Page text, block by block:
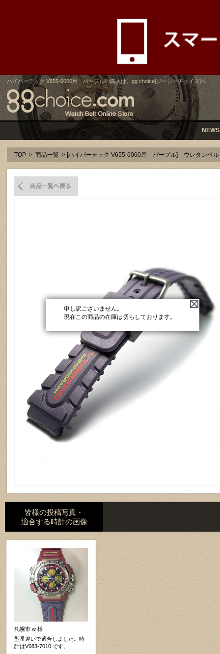
ハイパーテック V655-6060用 パープルの購入は、gg choice[ジージーチョイス]へ
TOP > 商品一覧 > [ハイパーテック V655-6060用 パープル] ウレタンベル
申し訳ございません。
現在この商品の在庫は切らしております。
皆様の投稿写真・
適合する時計の画像
札幌市 w 様
型番違いで適合しました。時
計はV083-7010 です。